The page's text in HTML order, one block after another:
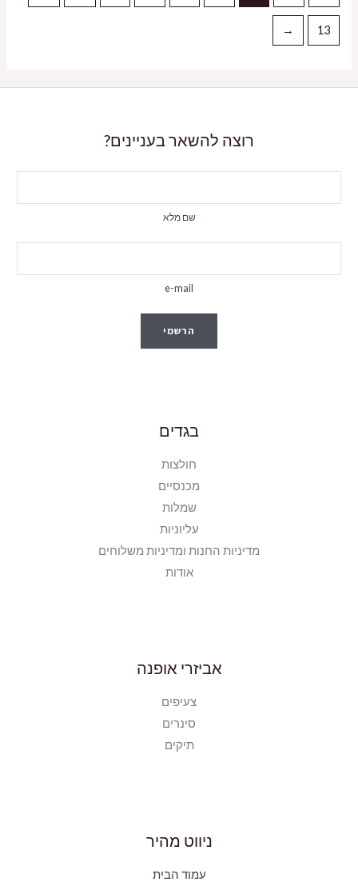
13
←
רוצה להשאר בעניינים?
שם מלא
e-mail
הרשמי
בגדים
חולצות
מכנסיים
שמלות
עליוניות
מדיניות החנות ומדיניות משלוחים
אודות
אביזרי אופנה
צעיפים
סינרים
תיקים
ניווט מהיר
עמוד הבית